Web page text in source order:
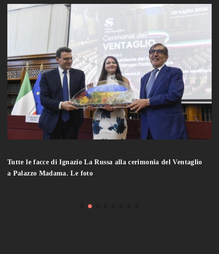
Tutte le facce di Ignazio La Russa alla cerimonia del Ventaglio
a Palazzo Madama. Le foto